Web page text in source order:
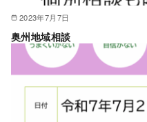
2023年7月7日
奥州地域相談